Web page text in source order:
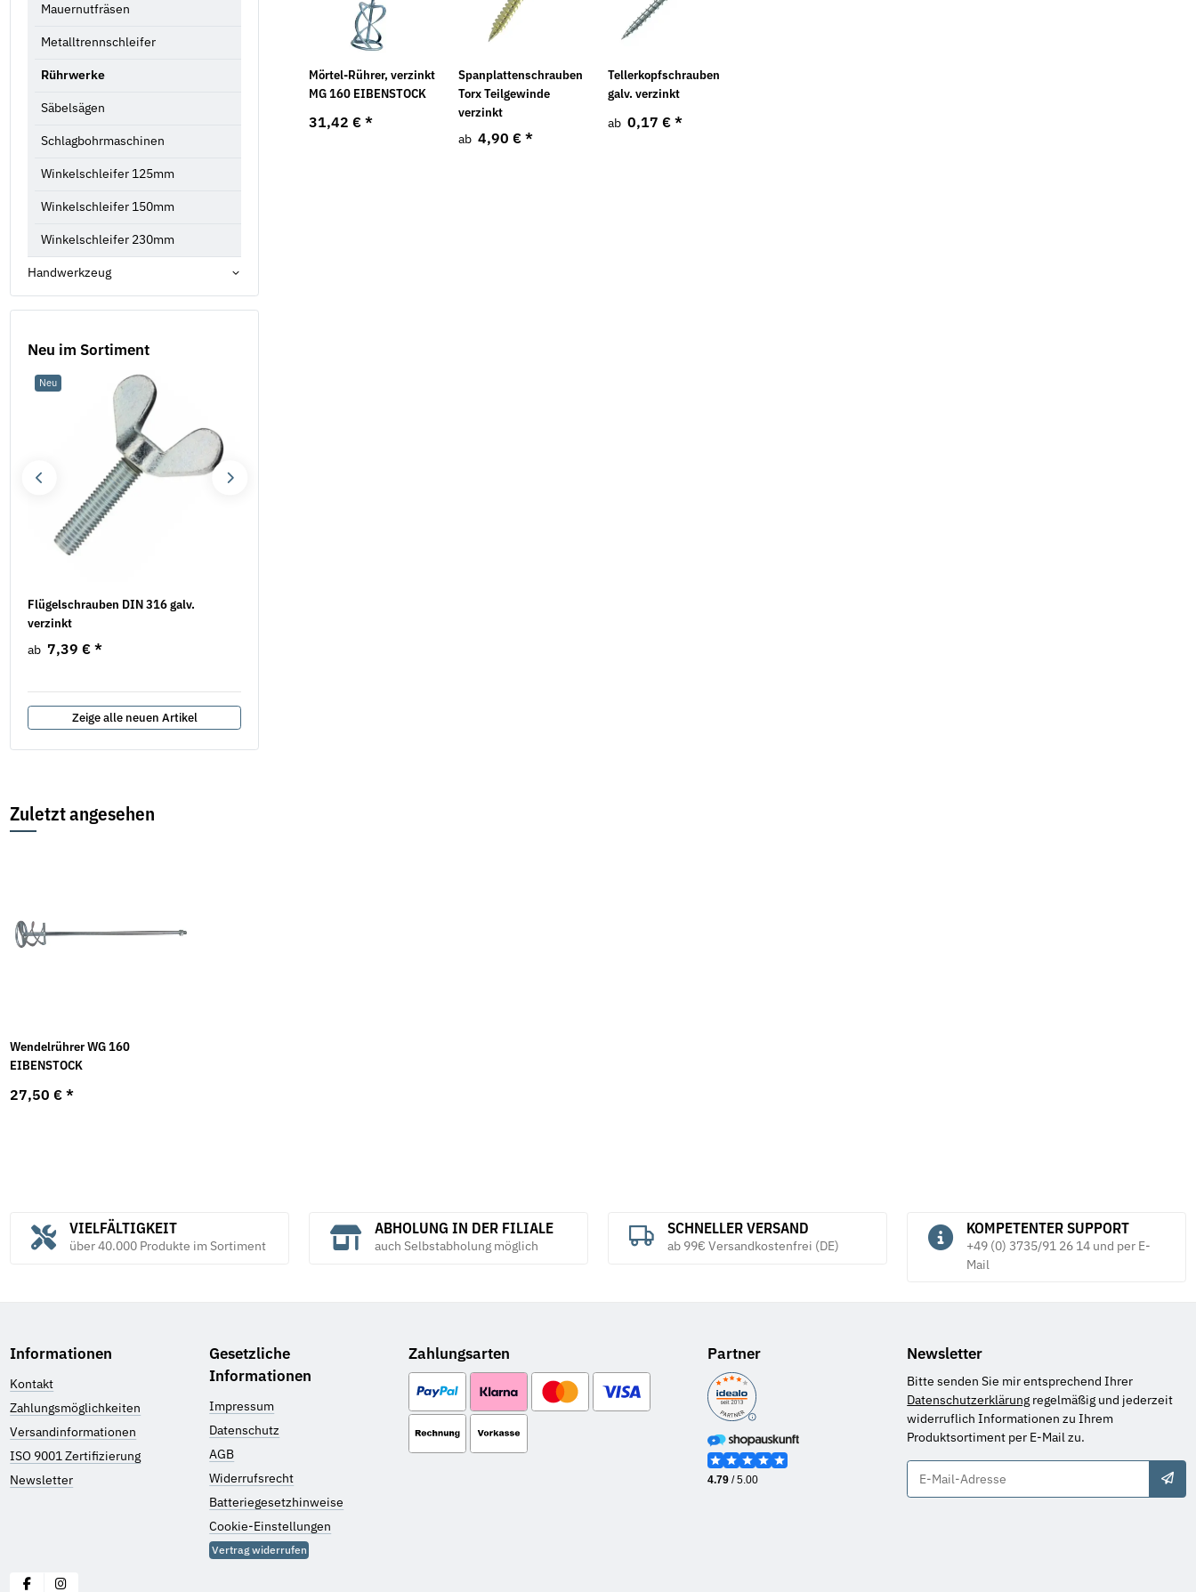
Mörtel-Rührer, verzinkt
MG 160 EIBENSTOCK
31,42 €*
Spanplattenschrauben
Torx Teilgewinde
verzinkt
ab 4,90 € *
Tellerkopfschrauben
galv. verzinkt
ab 0,17 € *
Mauernutfräsen
Metalltrennschleifer
Rührwerke
Säbelsägen
Schlagbohrmaschinen
Winkelschleifer 125mm
Winkelschleifer 150mm
Winkelschleifer 230mm
Handwerkzeug
Neu im Sortiment
Neu
Flügelschrauben DIN 316 galv.
verzinkt
ab 7,39 € *
Zeige alle neuen Artikel
Zuletzt angesehen
Wendelrührer WG 160
EIBENSTOCK
27,50 €*
VIELFÄLTIGKEIT
über 40.000 Produkte im Sortiment
ABHOLUNG IN DER FILIALE
auch Selbstabholung möglich
SCHNELLER VERSAND
ab 99€ Versandkostenfrei (DE)
KOMPETENTER SUPPORT
+49 (0) 3735/91 26 14 und per E-
Mail
Informationen
Kontakt
Zahlungsmöglichkeiten
Versandinformationen
ISO 9001 Zertifizierung
Newsletter
Gesetzliche
Informationen
Impressum
Datenschutz
AGB
Widerrufsrecht
Batteriegesetzhinweise
Cookie-Einstellungen
Vertrag widerrufen
Zahlungsarten Partner Newsletter
Bitte senden Sie mir entsprechend Ihrer
Datenschutzerklärung regelmäßig und jederzeit
widerruflich Informationen zu Ihrem
Produktsortiment per E-Mail zu.